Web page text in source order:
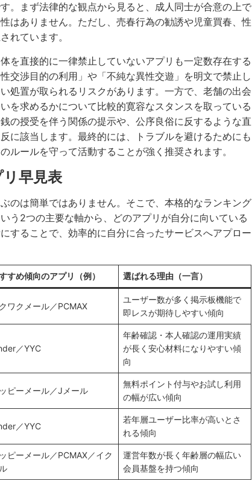
。まず法律的な観点から見ると、成人同士が合意の上で
はありません。ただし、売春行為の勧誘や児童買春、性
れています。
を直接的に一律禁止していないアプリも一定数存在する
交渉目的の利用」や「不純な異性交遊」を明文で禁止し
処置が取られるリスクがあります。一方で、老舗の出会
を求めるかについて比較的寛容なスタンスを取っている
の授受を伴う関係の提示や、公序良俗に反するような直
に該当します。最終的には、トラブルを避けるためにも
ールを守って活動することが強く推奨されます。
早見表
のは簡単ではありません。そこで、本格的なランキング
う2つの主要な軸から、どのアプリが自分に向いている
することで、効率的に自分に合ったサービスへアプロー
すめ傾向のアプリ（例） 選ばれる理由（一言）
ワクメール／PCMAX
ユーザー数が多く掲示板機能で
即レスが期待しやすい傾向
／YYC
年齢確認・本人確認の運用実績
が長く安心材料になりやすい傾
向
ピーメール／Jメール
無料ポイント付与やお試し利用
の幅が広い傾向
／YYC
若年層ユーザー比率が高いとさ
れる傾向
ピーメール／PCMAX／イク
運営年数が長く年齢層の幅広い
会員基盤を持つ傾向